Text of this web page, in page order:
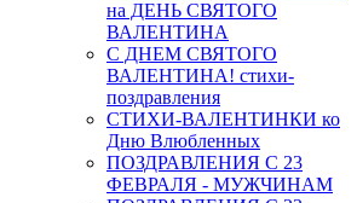
на ДЕНЬ СВЯТОГО
ВАЛЕНТИНА
С ДНЕМ СВЯТОГО
ВАЛЕНТИНА! стихи-
поздравления
СТИХИ-ВАЛЕНТИНКИ ко
Дню Влюбленных
ПОЗДРАВЛЕНИЯ С 23
ФЕВРАЛЯ - МУЖЧИНАМ